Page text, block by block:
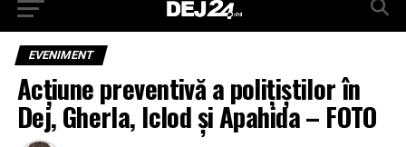
EVENIMENT
Acțiune preventivă a polițiștilor în
Dej, Gherla, Iclod și Apahida – FOTO